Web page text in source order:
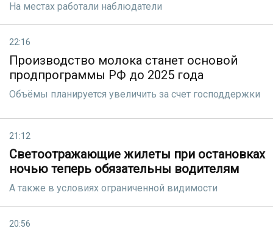
На местах работали наблюдатели
22:16
Производство молока станет основой
продпрограммы РФ до 2025 года
Объёмы планируется увеличить за счет господдержки
21:12
Светоотражающие жилеты при остановках
ночью теперь обязательны водителям
А также в условиях ограниченной видимости
20:56